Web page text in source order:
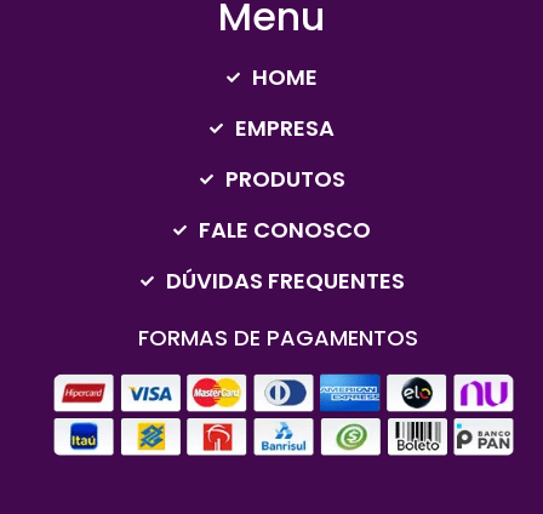
Menu
HOME
EMPRESA
PRODUTOS
FALE CONOSCO
DÚVIDAS FREQUENTES
FORMAS DE PAGAMENTOS